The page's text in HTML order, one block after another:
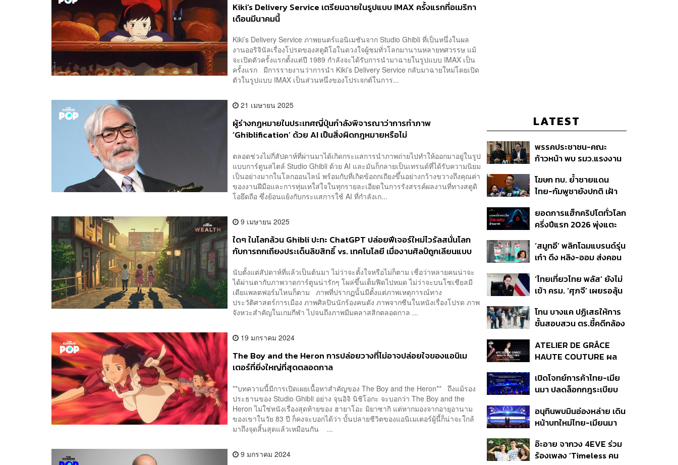
Kiki’s Delivery Service เตรียมฉายในรูปแบบ IMAX ครั้งแรกที่อเมริกา
เดือนมีนาคมนี้
Kiki’s Delivery Service ภาพยนตร์แอนิเมชันจาก Studio Ghibli ที่เป็นหนึ่งในผล
งานออริจินัลเรื่องโปรดของสตูดิโอในดวงใจผู้ชมทั่วโลกมานานหลายทศวรรษ แม้
จะเปิดตัวครั้งแรกตั้งแต่ปี 1989 กำลังจะได้รับการนำมาฉายในรูปแบบ IMAX เป็น
ครั้งแรก มีการรายงานว่าการนำ Kiki’s Delivery Service กลับมาฉายใหม่โดยเปิด
ตัวในรูปแบบ IMAX เป็นส่วนหนึ่งของโปรเจกต์ในการ...
21 เมษายน 2025
ผู้ร่างกฎหมายในประเทศญี่ปุ่นกำลังพิจารณาว่าการทำภาพ
‘Ghiblification’ ด้วย AI เป็นสิ่งผิดกฎหมายหรือไม่
ตลอดช่วงไม่กี่สัปดาห์ที่ผ่านมาได้เกิดกระแสการนำภาพถ่ายไปทำให้ออกมาอยู่ในรูป
แบบการ์ตูนสไตล์ Studio Ghibli ด้วย AI และมันก็กลายเป็นเทรนด์ที่ได้รับความนิยม
เป็นอย่างมากในโลกออนไลน์ พร้อมกับที่เกิดข้อถกเถียงขึ้นอย่างกว้างขวางถึงคุณค่า
ของงานฝีมือและการทุ่มเทใส่ใจในทุกรายละเอียดในการรังสรรค์ผลงานที่ทางสตูดิ
โอยึดถือ ซึ่งย้อนแย้งกับกระแสการใช้ AI ที่กำลังเก...
9 เมษายน 2025
ใดๆ ในโลกล้วน Ghibli ปะทะ ChatGPT ปล่อยฟีเจอร์ใหม่ไวรัลสนั่นโลก
กับการถกเถียงประเด็นลิขสิทธิ์ vs. เทคโนโลยี เมื่องานศิลป์ถูกเลียนแบบ
นับตั้งแต่สัปดาห์ที่แล้วเป็นต้นมา ไม่ว่าจะตั้งใจหรือไม่ก็ตาม เชื่อว่าหลายคนน่าจะ
ได้ผ่านตากับภาพวาดการ์ตูนน่ารักๆ โผล่ขึ้นเต็มฟีดไปหมด ไม่ว่าจะบนโซเชียลมี
เดียแพลตฟอร์มไหนก็ตาม ภาพที่ปรากฏนั้นมีตั้งแต่ภาพเหตุการณ์ทาง
ประวัติศาสตร์การเมือง ภาพศิลปินนักร้องคนดัง ภาพจากซีนในหนังเรื่องโปรด ภาพ
จังหวะสำคัญในเกมกีฬา ไปจนถึงภาพมีมคลาสสิกตลอดกาล ...
19 มกราคม 2024
The Boy and the Heron การปล่อยวางที่ไม่อาจปล่อยใจของแอนิเม
เตอร์ที่ยิ่งใหญ่ที่สุดตลอดกาล
**บทความนี้มีการเปิดเผยเนื้อหาสำคัญของ The Boy and the Heron** ถึงแม้รอง
ประธานของ Studio Ghibli อย่าง จุนอิจิ นิชิโอกะ จะบอกว่า The Boy and the
Heron ไม่ใช่หนังเรื่องสุดท้ายของ ฮายาโอะ มิยาซากิ แต่หากมองจากอายุอานาม
ของเขาในวัย 83 ปี ก็คงจะบอกได้ว่า บั้นปลายชีวิตของแอนิเมเตอร์ผู้นี้ก็น่าจะใกล้
มาถึงจุดสิ้นสุดแล้วเหมือนกัน ...
9 มกราคม 2024
LATEST
พรรคประชาชน-คณะ
ก้าวหน้า พบ รมว.แรงงาน
เบอร์รีฟินแลนด์
โฆษก ทบ. ย้ำชายแดน
ไทย-กัมพูชายังปกติ เฝ้า
ไม่เสียเปรียบเวทีโลก หลัง
กัมพูชายื่น UN รับรอง
ยอดการแฮ็กคริปโตทั่วโลก
ครึ่งปีแรก 2026 พุ่งแตะ
‘สมูทอี’ พลิกโฉมแบรนด์รุ่น
เก๋า ดึง หลิง-ออม ส่งคอน
สกินแคร์ชะลอตัว
‘ไทยเที่ยวไทย พลัส’ ยังไม่
เข้า ครม. ‘ศุภจี’ เผยรอลุ้น
กระจุกตัว
โทน บางแค ปฏิเสธให้การ
ชั้นสอบสวน ตร.ชี้คดีกล้อง
40 ราย ไม่เกี่ยวคดีมาดาม
เก่ง
ATELIER DE GRÂCE
HAUTE COUTURE ผล
ดีไซเนอร์ระดับตำนานของ
ประเทศไทย
เปิดโจทย์การค้าไทย-เมีย
นมา ปลดล็อกกฎระเบียบ
มั่นนักลงทุน ทำอย่างไร?
อนุทินพบมินอ่องหล่าย เดิน
หน้าบทใหม่ไทย-เมียนมา
การค้า-การลงทุน
อ๊ะอาย จากวง 4EVE ร่วม
ร้องเพลง ‘Timeless คน